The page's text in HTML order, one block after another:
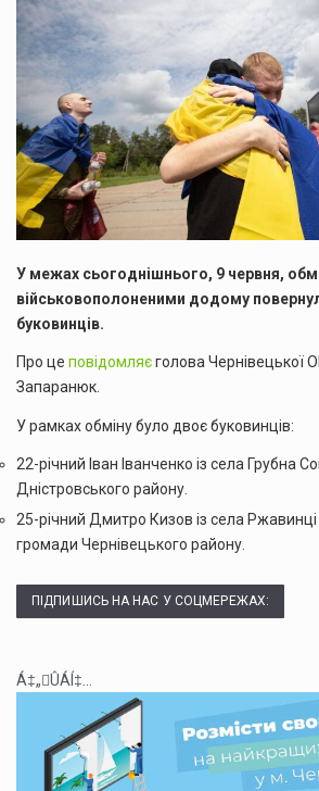
У межах сьогоднішнього, 9 червня,
військовополоненими додому
буковинців.
Про це повідомляєголова Чернівецької
Запаранюк.
У рамках обміну було двоє буковинців:
22-річний Іван Іванченко із села Грубна
Дністровського району.
25-річний Дмитро Кизов із села
громади Чернівецького району.
ПІДПИШИСЬ НА НАС У СОЦМЕРЕЖАХ:
Á‡„ÛÁÍ‡...